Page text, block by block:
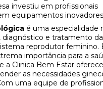
investiu em profissionais
equipamentos
é uma especialidade
diagnóstico e tratamento
reprodutor feminino.
importância para a
a Clinica Bem Estar
as necessidades
uma equipe de